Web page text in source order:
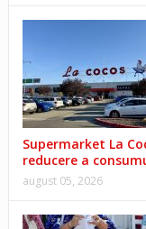
Supermarket La
reducere a
august 05, 2026